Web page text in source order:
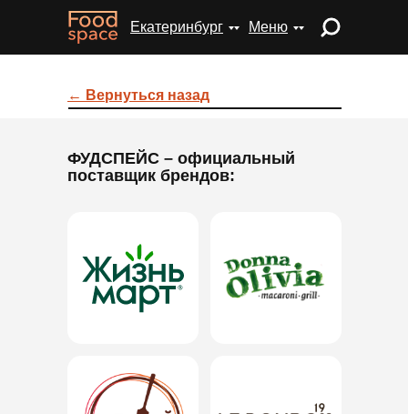
Меню
Екатеринбург
← Вернуться назад
Меню
Екатеринбург
ФУДСПЕЙС – официальный
поставщик брендов: